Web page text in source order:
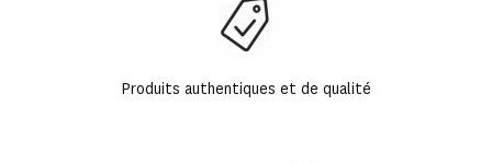
Produits authentiques et de qualité